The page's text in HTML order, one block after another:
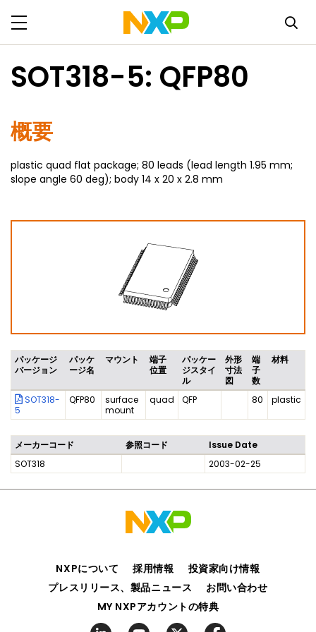
SOT318-5: QFP80
概要
plastic quad flat package; 80 leads (lead length 1.95 mm;
slope angle 60 deg); body 14 x 20 x 2.8 mm
パッケージ
バージョン
パッケ
ージ名
マウント
端子
位置
パッケー
ジスタイ
ル
外形
寸法
図
端
子
数
材料
SOT318-
5
QFP80
surface
mount
quad QFP 80 plastic
メーカーコード 参照コード
Issue Date
SOT318
2003-02-25
NXPについて 採用情報
投資家向け情報
プレスリリース、製品ニュース
お問い合わせ
MY NXPアカウントの特典